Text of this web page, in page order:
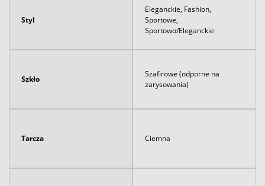
Styl
Eleganckie, Fashion,
Sportowe,
Sportowo/Eleganckie
Szkło
Szafirowe (odporne na
zarysowania)
Tarcza Ciemna